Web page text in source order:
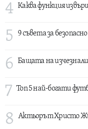
4 Каква функция
5 9 съвета за
6 Бащата на
7 Топ 5 най-богати
8 Актьорът Христо